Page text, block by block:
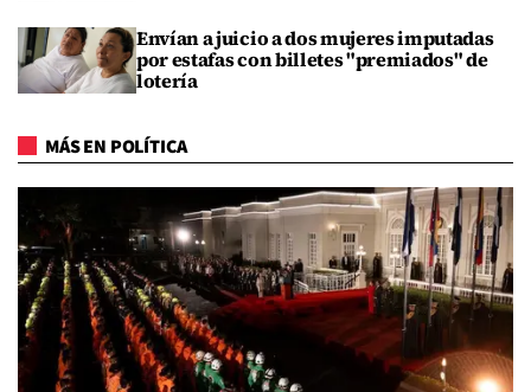
Envían a juicio a dos mujeres imputadas
por estafas con billetes "premiados" de
lotería
MÁS EN POLÍTICA